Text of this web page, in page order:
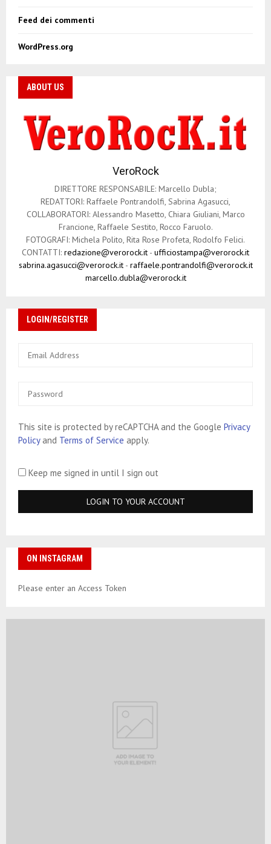
Feed dei commenti
WordPress.org
ABOUT US
VeroRock
DIRETTORE RESPONSABILE: Marcello Dubla;
REDATTORI: Raffaele Pontrandolfi, Sabrina Agasucci,
COLLABORATORI: Alessandro Masetto, Chiara Giuliani, Marco
Francione, Raffaele Sestito, Rocco Faruolo.
FOTOGRAFI: Michela Polito, Rita Rose Profeta, Rodolfo Felici.
CONTATTI: redazione@verorock.it - ufficiostampa@verorock.it
sabrina.agasucci@verorock.it- raffaele.pontrandolfi@verorock.it
marcello.dubla@verorock.it
LOGIN/REGISTER
This site is protected by reCAPTCHA and the Google Privacy
Policyand Terms of Service apply.
Keep me signed in until I sign out
ON INSTAGRAM
Please enter an Access Token